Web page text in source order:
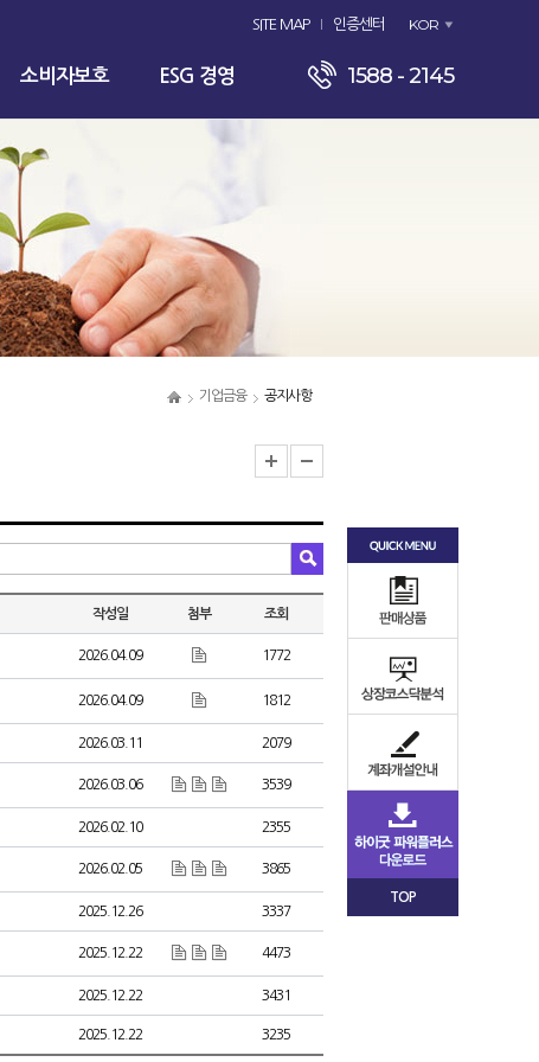
SITE MAP 인증센터 KOR
소비자보호 ESG 경영 1588 - 2145
기업금융 공지사항
작성일 첨부 조회
2026.04.09 1772
2026.04.09 1812
2026.03.11 2079
2026.03.06 3539
2026.02.10 2355
2026.02.05 3865
2025.12.26 3337
2025.12.22 4473
2025.12.22 3431
2025.12.22 3235
TOP